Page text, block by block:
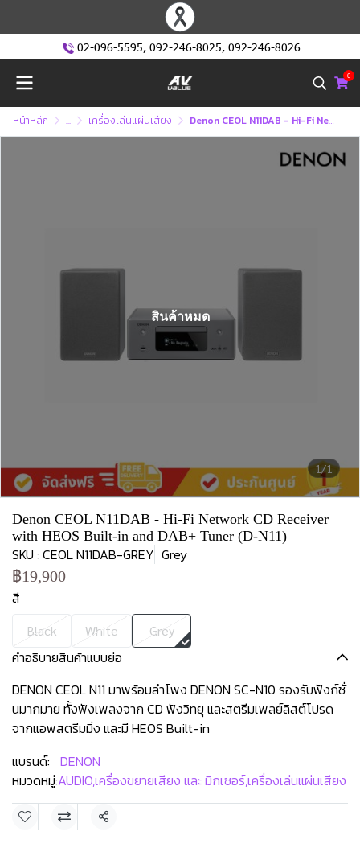
02-096-5595, 092-246-8025, 092-246-8026
0
หน้าหลัก ... เครื่องเล่นแผ่นเสียง Denon CEOL N11DAB - Hi-Fi Network CD Receiver with HEOS Built-in and DAB+ Tuner (D-N11)
1/1
สินค้าหมด
Denon CEOL N11DAB - Hi-Fi Network CD Receiver
with HEOS Built-in and DAB+ Tuner (D-N11)
SKU : CEOL N11DAB-GREY Grey
฿19,900
สี
Black White Grey
คำอธิบายสินค้าแบบย่อ
DENON CEOL N11 มาพร้อมลำโพง DENON SC-N10 รองรับฟังก์ชั่
นมากมาย ทั้งฟังเพลงจาก CD ฟังวิทยุ และสตรีมเพลย์ลิสต์โปรด
จากแอพสตรีมมิ่ง และมี HEOS Built-in
แบรนด์: DENON
หมวดหมู่:AUDIO,เครื่องขยายเสียง และ มิกเซอร์,เครื่องเล่นแผ่นเสียง
แชร์